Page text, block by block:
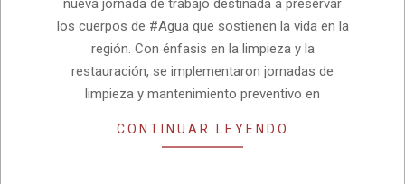
nueva jornada de trabajo destinada a preservar
los cuerpos de #Agua que sostienen la vida en la
región. Con énfasis en la limpieza y la
restauración, se implementaron jornadas de
limpieza y mantenimiento preventivo en
CONTINUAR LEYENDO